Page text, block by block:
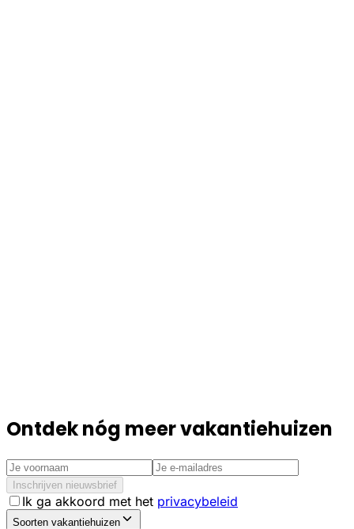
Ontdek nóg meer vakantiehuizen
Inschrijven nieuwsbrief
Ik ga akkoord met het privacybeleid
Soorten vakantiehuizen